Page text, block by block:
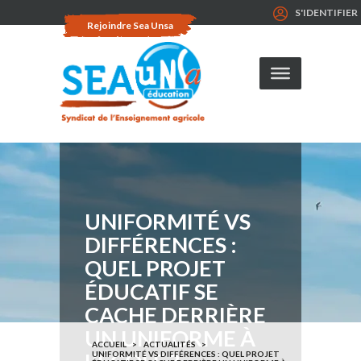
Rejoindre Sea Unsa
S'IDENTIFIER
UNIFORMITÉ VS
DIFFÉRENCES :
QUEL PROJET
ÉDUCATIF SE
CACHE DERRIÈRE
UN UNIFORME À
ACCUEIL
ACTUALITÉS
UNIFORMITÉ VS DIFFÉRENCES : QUEL PROJET